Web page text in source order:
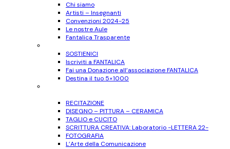
Chi siamo
Artisti – Insegnanti
Convenzioni 2024-25
Le nostre Aule
Fantalica Trasparente
SOSTIENICI
Iscriviti a FANTALICA
Fai una Donazione all’associazione FANTALICA
Destina il tuo 5×1000
RECITAZIONE
DISEGNO – PITTURA – CERAMICA
TAGLIO e CUCITO
SCRITTURA CREATIVA: Laboratorio -LETTERA 22-
FOTOGRAFIA
L’Arte della Comunicazione